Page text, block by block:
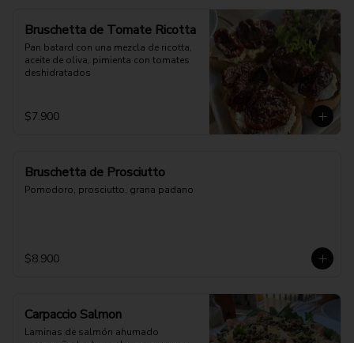
Bruschetta de Tomate Ricotta
Pan batard con una mezcla de ricotta,
aceite de oliva, pimienta con tomates
deshidratados
$7.900
Bruschetta de Prosciutto
Pomodoro, prosciutto, grana padano
$8.900
Carpaccio Salmon
Laminas de salmón ahumado